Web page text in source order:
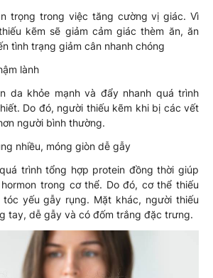
trọng trong việc tăng cường vị giác. Vì
kẽm sẽ giảm cảm giác thèm ăn, ăn
tình trạng giảm cân nhanh chóng
lành
da khỏe mạnh và đẩy nhanh quá trình
Do đó, người thiếu kẽm khi bị các vết
người bình thường.
nhiều, móng giòn dễ gẫy
trình tổng hợp protein đồng thời giúp
trong cơ thể. Do đó, cơ thể thiếu
yếu gẫy rụng. Mặt khác, người thiếu
tay, dễ gẫy và có đốm trắng đặc trưng.